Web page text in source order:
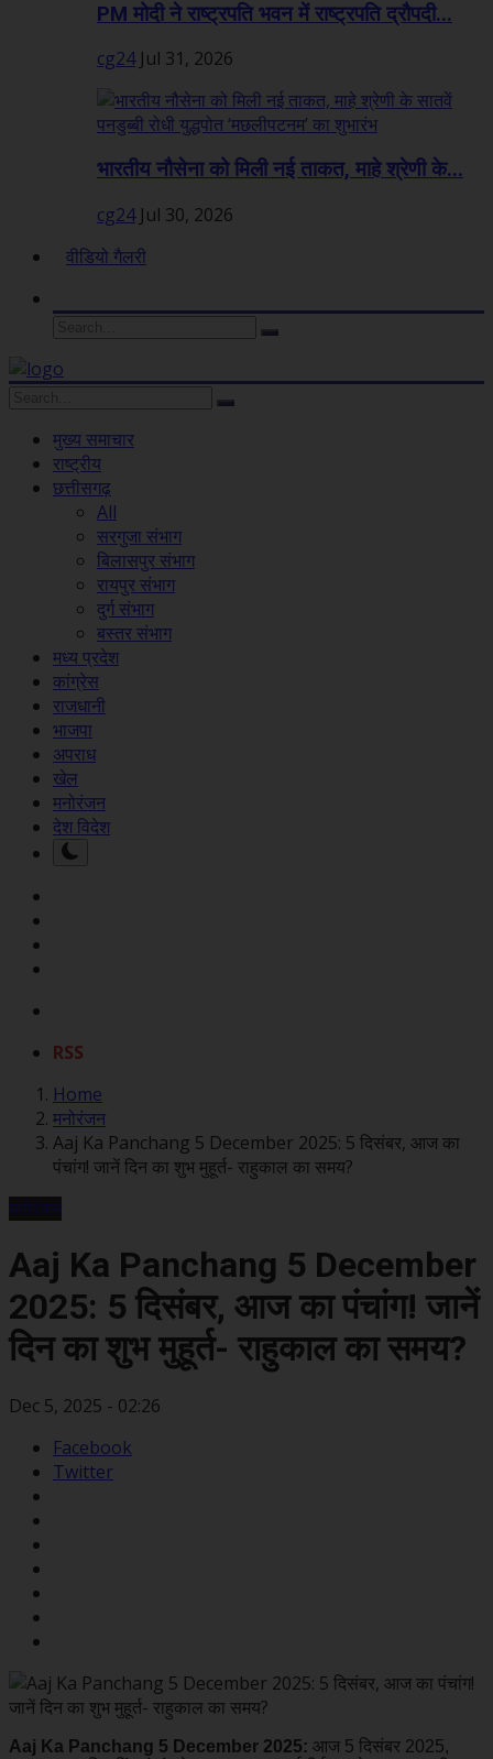
PM मोदी ने राष्ट्रपति भवन में राष्ट्रपति द्रौपदी...
cg24 Jul 31, 2026
भारतीय नौसेना को मिली नई ताकत, माहे श्रेणी के...
cg24 Jul 30, 2026
वीडियो गैलरी
मुख्य समाचार
राष्ट्रीय
छत्तीसगढ़
All
सरगुजा संभाग
बिलासपुर संभाग
रायपुर संभाग
दुर्ग संभाग
बस्तर संभाग
मध्य प्रदेश
कांग्रेस
राजधानी
भाजपा
अपराध
खेल
मनोरंजन
देश विदेश
RSS
Home
मनोरंजन
Aaj Ka Panchang 5 December 2025: 5 दिसंबर, आज का
पंचांग! जानें दिन का शुभ मुहूर्त- राहुकाल का समय?
मनोरंजन
Aaj Ka Panchang 5 December
2025: 5 दिसंबर, आज का पंचांग! जानें
दिन का शुभ मुहूर्त- राहुकाल का समय?
Dec 5, 2025 - 02:26
Facebook
Twitter
Aaj Ka Panchang 5 December 2025: आज 5 दिसंबर 2025,